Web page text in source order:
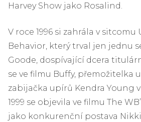
Harvey Show jako Rosalind.
V roce 1996 si zahrála v sitcomu
Behavior, který trval jen jednu
Goode, dospívající dcera
se ve filmu Buffy, přemožitelka
zabijačka upírů Kendra Young v
1999 se objevila ve filmu The
jako konkurenční postava